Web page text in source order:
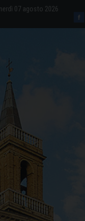
07 agosto 2026